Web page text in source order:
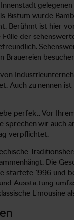
Bistum wurde
Berühmt ist hier
der
Brauereien
Auch zu nennen
perfekt. Vor
sprechen wir auch
verpflichtet.
Die
startete 1996 und
Ausstattung
Limousine